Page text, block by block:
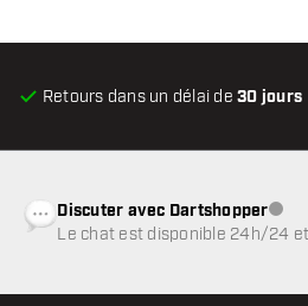
Retours dans un délai de30 jours
Discuter avec Dartshopper
Le chat est disponible 24h/24